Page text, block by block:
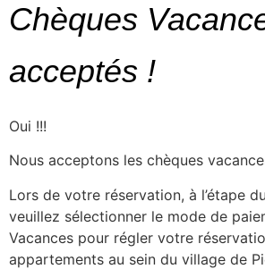
Chèques
acceptés !
Oui !!!
Nous acceptons les chèques
Lors de votre réservation, à l’étape
veuillez sélectionner le mode de
Vacances pour régler votre
appartements au sein du village de